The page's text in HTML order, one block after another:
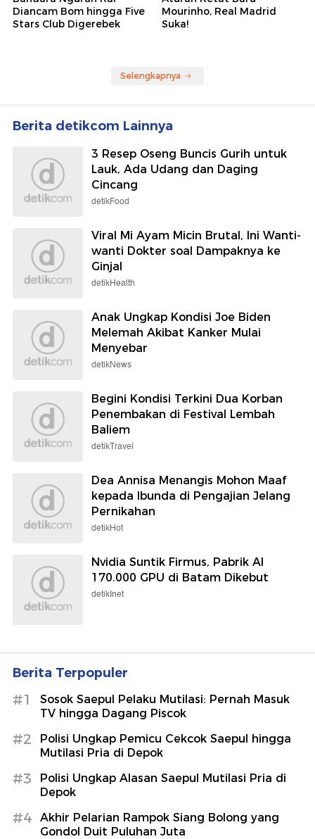
Diancam Bom hingga Five
Stars Club Digerebek
Mourinho, Real Madrid
Suka!
Selengkapnya
Berita detikcom Lainnya
3 Resep Oseng Buncis Gurih untuk
Lauk, Ada Udang dan Daging
Cincang
detikFood
Viral Mi Ayam Micin Brutal, Ini Wanti-
wanti Dokter soal Dampaknya ke
Ginjal
detikHealth
Anak Ungkap Kondisi Joe Biden
Melemah Akibat Kanker Mulai
Menyebar
detikNews
Begini Kondisi Terkini Dua Korban
Penembakan di Festival Lembah
Baliem
detikTravel
Dea Annisa Menangis Mohon Maaf
kepada Ibunda di Pengajian Jelang
Pernikahan
detikHot
Nvidia Suntik Firmus, Pabrik AI
170.000 GPU di Batam Dikebut
detikInet
Berita Terpopuler
#1
Sosok Saepul Pelaku Mutilasi: Pernah Masuk
TV hingga Dagang Piscok
#2
Polisi Ungkap Pemicu Cekcok Saepul hingga
Mutilasi Pria di Depok
#3
Polisi Ungkap Alasan Saepul Mutilasi Pria di
Depok
#4
Akhir Pelarian Rampok Siang Bolong yang
Gondol Duit Puluhan Juta